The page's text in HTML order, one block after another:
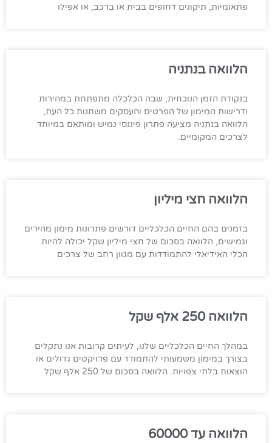
פתאומיות, תיקונים דחופים בבית או ברכב, או אפילו
הלוואה בנתניה
בנקודת הזמן הנוכחית, שבה הכלכלה מתפתחת במהירות
ודרישות המימון של הפרטים והעסקים משתנות כל העת,
הלוואה בנתניה מציעה פתרון פיננסי גמיש ומותאם במיוחד
לצרכים המקומיים.
הלוואה חצי מיליון
בזמנים בהם החיים הכלכליים דורשים פתרונות מימון מהירים
וגמישים, הלוואה בסכום של חצי מיליון שקל יכולה להיות
הכלי האידיאלי להתמודדות עם מגוון רחב של צרכים
הלוואה 250 אלף שקל
במהלך החיים הכלכליים שלנו, לעיתים קרובות אנו נתקלים
בצורך במימון משמעותי להתמודד עם פרויקטים גדולים או
הוצאות בלתי צפויות. הלוואה בסכום של 250 אלף שקל
הלוואה עד 60000